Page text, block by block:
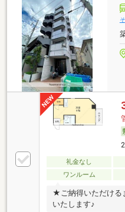
礼金なし
ワンルーム
★ご納得いただける
いたします♪